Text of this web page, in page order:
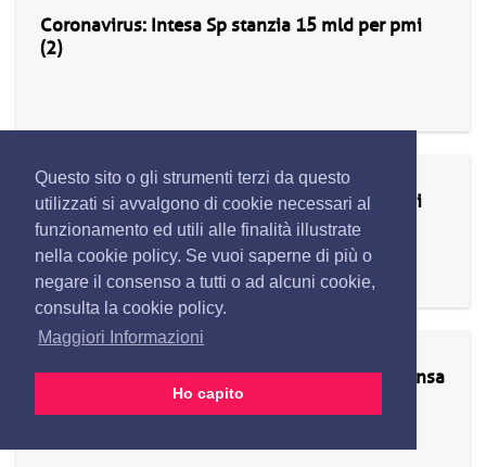
Questo sito o gli strumenti terzi da questo
utilizzati si avvalgono di cookie necessari al
funzionamento ed utili alle finalità illustrate
nella cookie policy. Se vuoi saperne di più o
negare il consenso a tutti o ad alcuni cookie,
consulta la cookie policy.
Maggiori Informazioni
Ho capito
Coronavirus: Intesa Sp stanzia 15 mld per pmi
(2)
Coronavirus: Intesa Sp stanzia 15 mld per pmi
17/03/2020 15:02 | economia
**Coronavirus: atterrato a Milano volo Lufthansa
con 1.500 tute mediche**